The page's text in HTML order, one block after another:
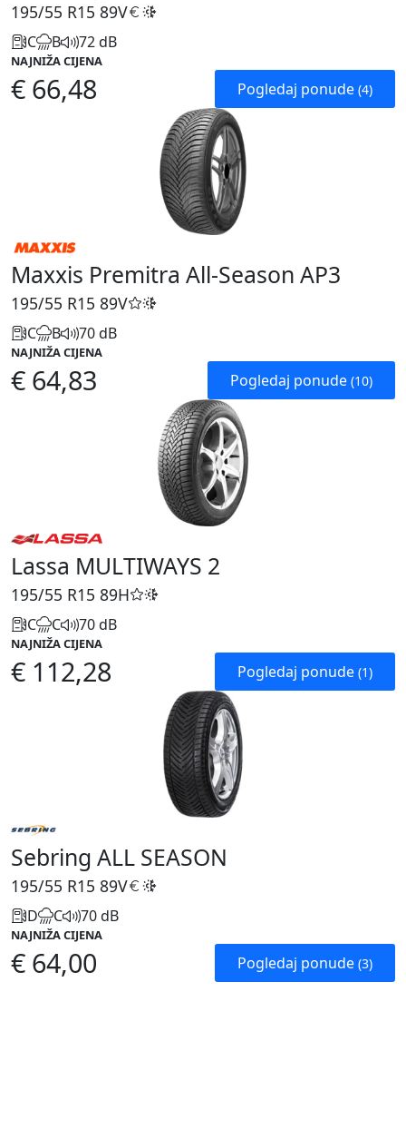
195/55 R15 89V
C B 72 dB
NAJNIŽA CIJENA
€ 66,48 Pogledaj ponude (4)
Maxxis Premitra All-Season AP3
195/55 R15 89V
C B 70 dB
NAJNIŽA CIJENA
€ 64,83 Pogledaj ponude (10)
Lassa MULTIWAYS 2
195/55 R15 89H
C C 70 dB
NAJNIŽA CIJENA
€ 112,28 Pogledaj ponude (1)
Sebring ALL SEASON
195/55 R15 89V
D C 70 dB
NAJNIŽA CIJENA
€ 64,00 Pogledaj ponude (3)